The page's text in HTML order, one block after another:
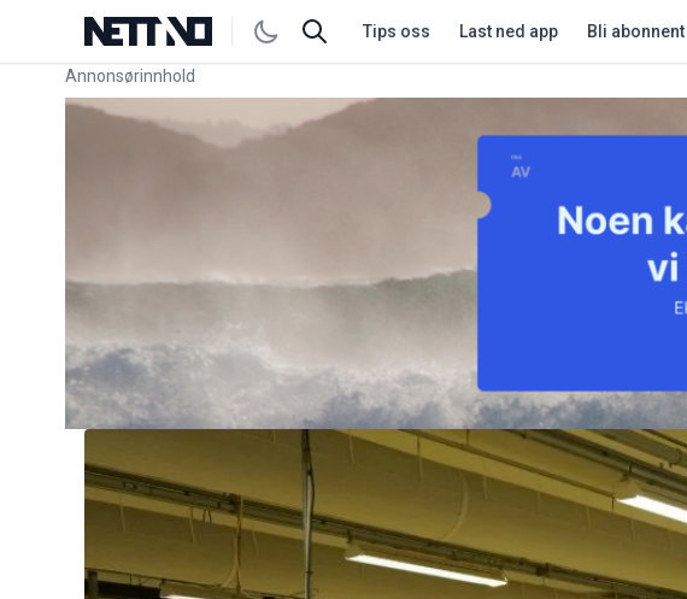
Tips oss Last ned app Bli abonnent
Annonsørinnhold
Link for annonse